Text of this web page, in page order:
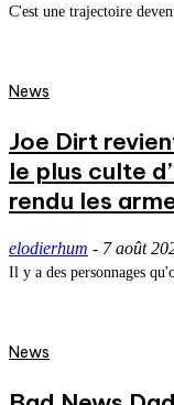
C'est une trajectoire
News
Joe Dirt
le plus culte
rendu les
elodierhum - 7 août
Il y a des personnages
News